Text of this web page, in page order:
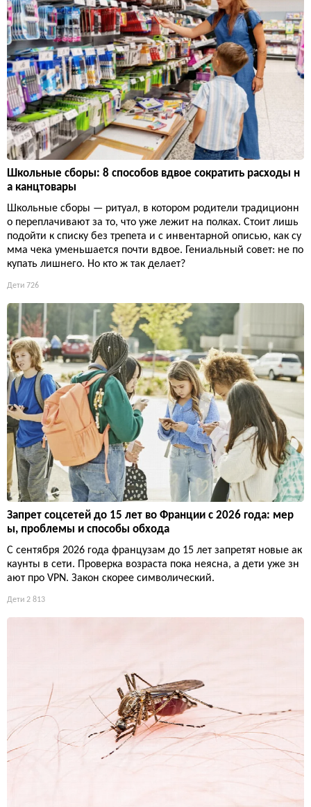
Школьные сборы: 8 способов вдвое сократить расходы н
а канцтовары
Школьные сборы — ритуал, в котором родители традиционн
о переплачивают за то, что уже лежит на полках. Стоит лишь
подойти к списку без трепета и с инвентарной описью, как су
мма чека уменьшается почти вдвое. Гениальный совет: не по
купать лишнего. Но кто ж так делает?
Дети 726
Запрет соцсетей до 15 лет во Франции с 2026 года: мер
ы, проблемы и способы обхода
С сентября 2026 года французам до 15 лет запретят новые ак
каунты в сети. Проверка возраста пока неясна, а дети уже зн
ают про VPN. Закон скорее символический.
Дети 2 813